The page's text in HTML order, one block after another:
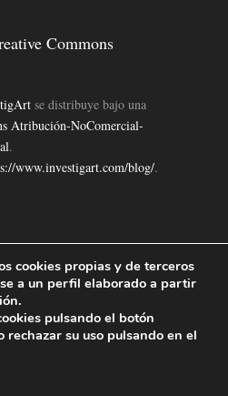
Commons
se distribuye bajo una
Atribución-NoComercial-
.
www.investigart.com/blog/.
Legal|Política de Cookies|
|
cookies propias y de terceros
a un perfil elaborado a partir
pulsando el botón
rechazar su uso pulsando en el